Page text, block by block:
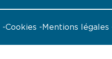
Cookies Mentions légales